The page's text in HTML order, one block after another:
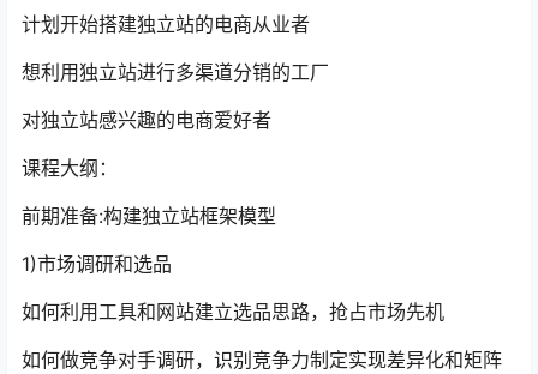
计划开始搭建独立站的电商从业者
想利用独立站进行多渠道分销的工厂
对独立站感兴趣的电商爱好者
课程大纲：
前期准备:构建独立站框架模型
1)市场调研和选品
如何利用工具和网站建立选品思路，抢占市场先机
如何做竞争对手调研，识别竞争力制定实现差异化和矩阵